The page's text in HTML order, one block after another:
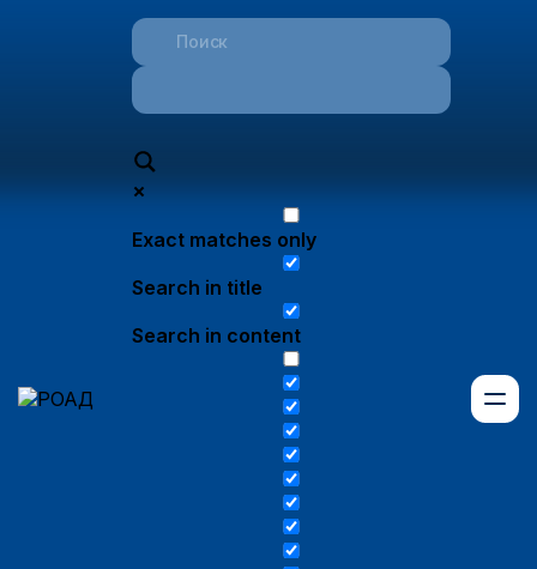
Exact matches only
Search in title
Search in content